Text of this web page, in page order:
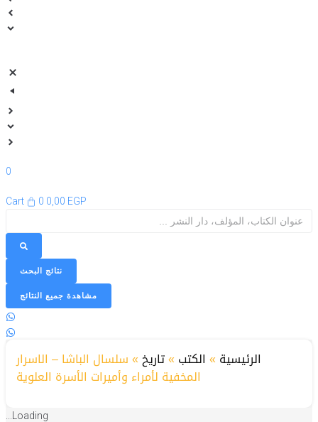
0
0,00 EGP
0
Cart
Search
نتائج البحث
مشاهدة جميع النتائج
الرئيسية » الكتب »تاريخ»سلسال الباشا – الاسرار
المخفية لأمراء وأميرات الأسرة العلوية
Loading...